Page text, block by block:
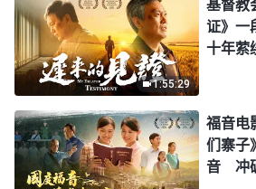
1:55:29
基督教
证》一
十年萦
福音电
们寨子
音 冲